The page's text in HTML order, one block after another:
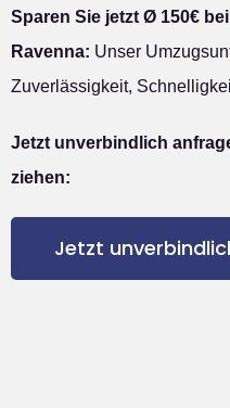
Sparen Sie jetzt Ø 150€
Ravenna: Unser
Zuverlässigkeit,
Jetzt unverbindlich
ziehen:
Jetzt